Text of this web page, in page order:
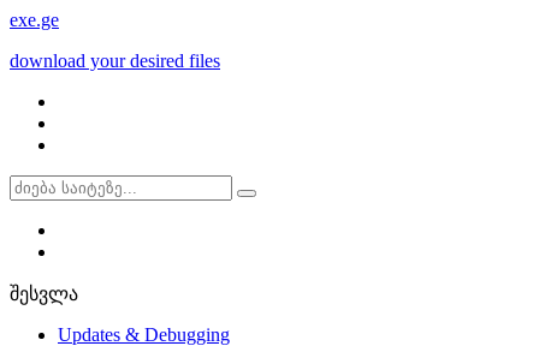
exe.ge
download your desired files
შესვლა
Updates & Debugging